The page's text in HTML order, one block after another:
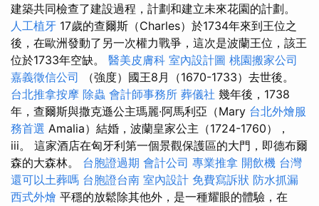
建築共同檢查了建設過程，計劃和建立未來花園的計劃。
人工植牙 17歲的查爾斯（Charles）於1734年來到王位之
後，在歐洲發動了另一次權力戰爭，這次是波蘭王位，該王
位於1733年空缺。 醫美皮膚科 室內設計圖 桃園搬家公司
嘉義徵信公司 （強度）國王8月（1670-1733）去世後。
台北推拿按摩 除蟲 會計師事務所 葬儀社 幾年後，1738
年，查爾斯與撒克遜公主瑪麗·阿馬利亞（Mary 台北外燴服
務首選 Amalia）結婚，波蘭皇家公主（1724-1760），
iii。 這家酒店在匈牙利第一個景觀保護區的大門，即德布爾
森的大森林。 台胞證過期 會計公司 專業推拿 開飲機 台灣
還可以土葬嗎 台胞證台南 室內設計 免費寫訴狀 防水抓漏
西式外燴 平穩的放鬆除其他外，是一種耀眼的體驗，在